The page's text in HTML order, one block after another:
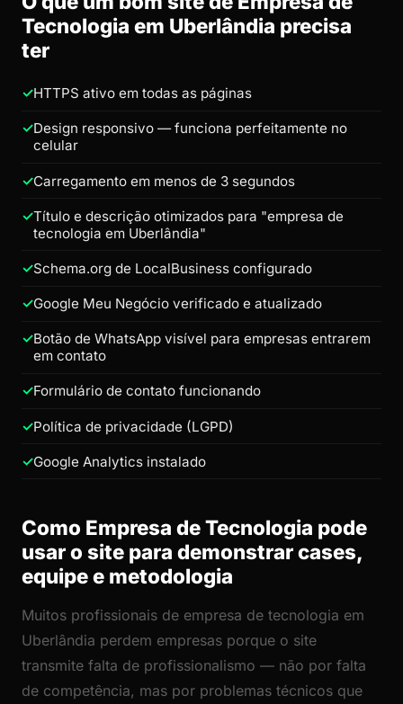
Tecnologia em Uberlândia precisa
ter
HTTPS ativo em todas as páginas
Design responsivo — funciona perfeitamente no
celular
Carregamento em menos de 3 segundos
Título e descrição otimizados para "empresa de
tecnologia em Uberlândia"
Schema.org de LocalBusiness configurado
Google Meu Negócio verificado e atualizado
Botão de WhatsApp visível para empresas entrarem
em contato
Formulário de contato funcionando
Política de privacidade (LGPD)
Google Analytics instalado
Como Empresa de Tecnologia pode
usar o site para demonstrar cases,
equipe e metodologia
Muitos profissionais de empresa de tecnologia em
Uberlândia perdem empresas porque o site
transmite falta de profissionalismo — não por falta
de competência, mas por problemas técnicos que